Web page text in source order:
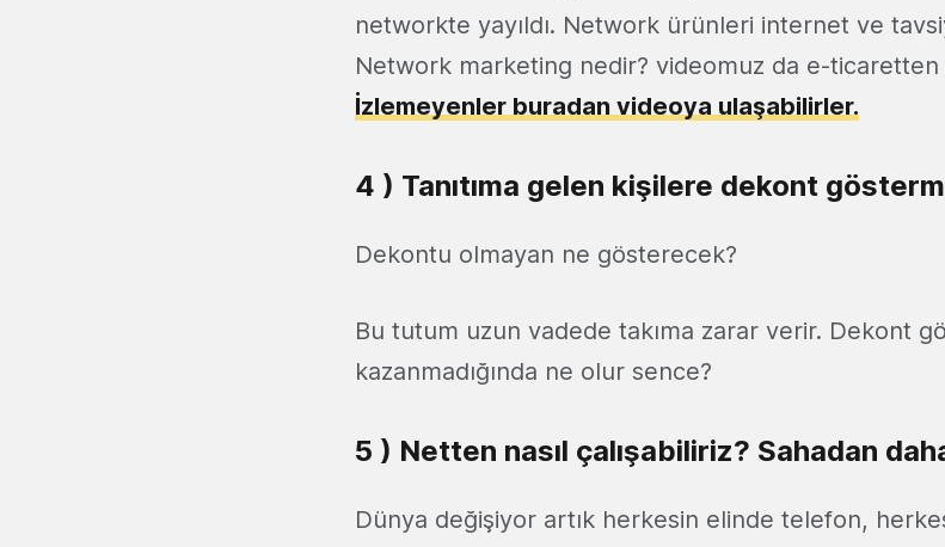
networkte yayıldı. Network ürünleri internet ve
Network marketing nedir? videomuz da e-
İzlemeyenler buradan videoya ulaşabilirler.
4 ) Tanıtıma gelen kişilere dekont
Dekontu olmayan ne gösterecek?
Bu tutum uzun vadede takıma zarar verir. Dekont
kazanmadığında ne olur sence?
5 ) Netten nasıl çalışabiliriz? Sahadan
Dünya değişiyor artık herkesin elinde telefon,